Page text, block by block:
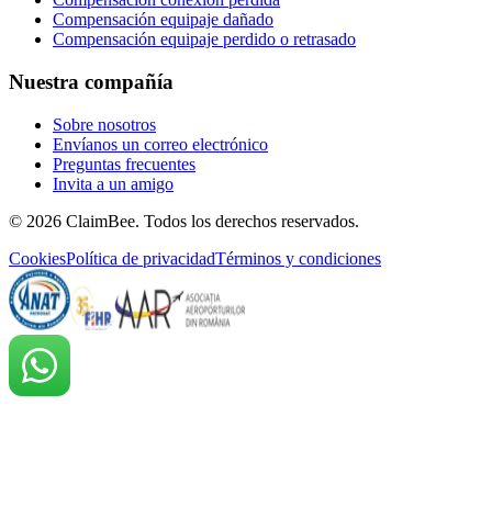
Compensación equipaje dañado
Compensación equipaje perdido o retrasado
Nuestra compañía
Sobre nosotros
Envíanos un correo electrónico
Preguntas frecuentes
Invita a un amigo
© 2026 ClaimBee. Todos los derechos reservados.
CookiesPolítica de privacidadTérminos y condiciones